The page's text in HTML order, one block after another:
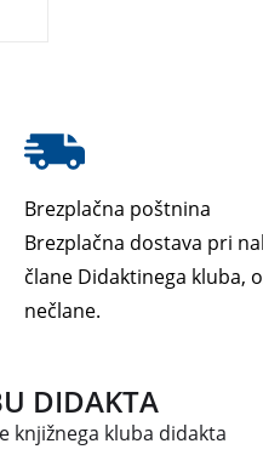
Brezplačna poštnina
Brezplačna dostava pri
člane Didaktinega kluba,
nečlane.
DIDAKTA
knjižnega kluba didakta